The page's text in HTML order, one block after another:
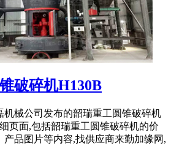
破碎机H130B
机械公司发布的韶瑞重工圆锥破碎机
页面,包括韶瑞重工圆锥破碎机的价
产品图片等内容,找供应商来勤加缘网,